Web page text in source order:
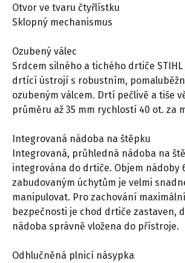
Otvor ve tvaru čtyřlístku
Sklopný mechanismus
Ozubený válec
Srdcem silného a tichého drtiče
drtící ústrojí s robustním,
ozubeným válcem. Drtí pečlivě a tiše
průměru až 35 mm rychlostí 40 ot. za
Integrovaná nádoba na štěpku
Integrovaná, průhledná nádoba na
integrována do drtiče. Objem nádoby
zabudovaným úchytům je velmi
manipulovat. Pro zachování maximální
bezpečnosti je chod drtiče zastaven,
nádoba správně vložena do přístroje.
Odhlučněná plnicí násypka